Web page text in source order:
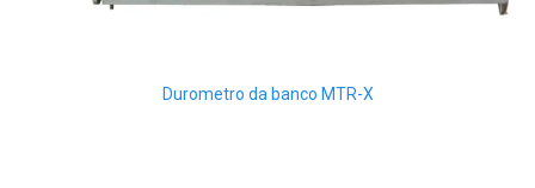
Durometro da banco MTR-X